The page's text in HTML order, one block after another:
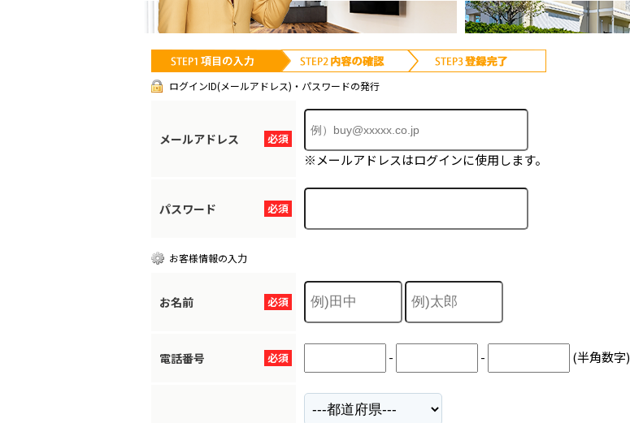
ログインID(メールアドレス)・パスワードの発行
必須
メールアドレス
※メールアドレスはログインに使用します。
必須
パスワード
お客様情報の入力
必須
お名前
必須
電話番号 - - (半角数字)